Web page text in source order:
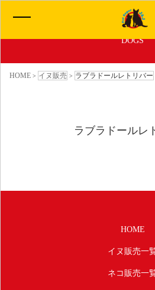
子犬ちゃん販
DOGS
HOME > イヌ販売 > ラブラドールレトリバー
ラブラドールレ
HOME
イヌ販売一
ネコ販売一